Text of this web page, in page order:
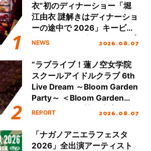
衣”初のディナーショー「堀
江由衣 謎解きはディナーショ
ーの途中で 2026」キービジ
ュアル＆グッズラインナップ
NEWS 2026.08.07
“ラブライブ！蓮ノ空女学院
スクールアイドルクラブ 6th
Live Dream ～Bloom Garden
Party～ ＜Bloom Garden
Party Stage／埼玉公演＞”
REPORT 2026.08.07
「ナガノアニエラフェスタ
2026」全出演アーティスト